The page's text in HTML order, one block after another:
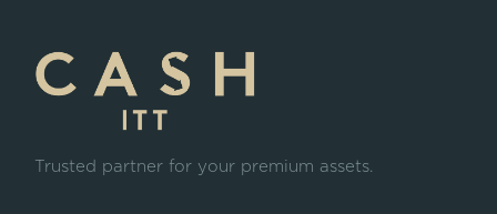
Trusted partner for your premium assets.